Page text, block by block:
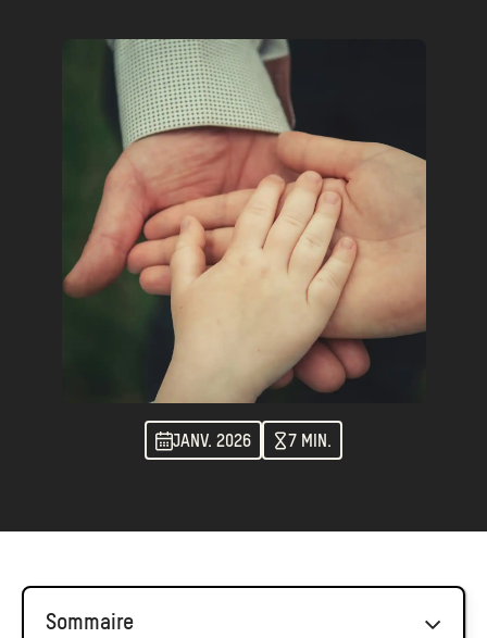
JANV. 2026 7 MIN.
Sommaire